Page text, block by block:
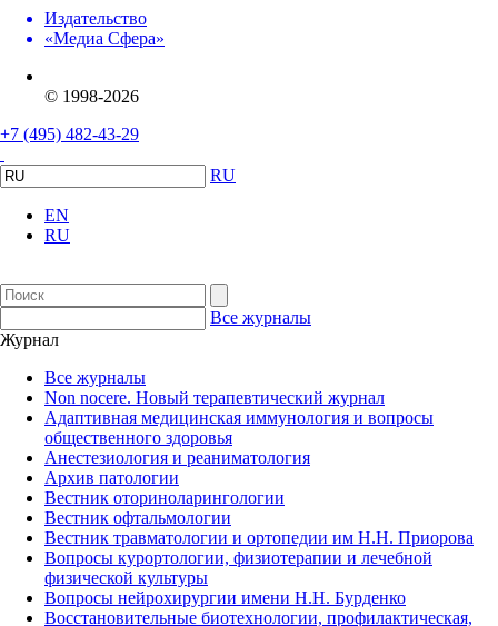
Издательство
«Медиа Сфера»
© 1998-2026
+7 (495) 482-43-29
RU
EN
RU
Все журналы
Журнал
Все журналы
Non nocere. Новый терапевтический журнал
Адаптивная медицинская иммунология и вопросы
общественного здоровья
Анестезиология и реаниматология
Архив патологии
Вестник оториноларингологии
Вестник офтальмологии
Вестник травматологии и ортопедии им Н.Н. Приорова
Вопросы курортологии, физиотерапии и лечебной
физической культуры
Вопросы нейрохирургии имени Н.Н. Бурденко
Восстановительные биотехнологии, профилактическая,